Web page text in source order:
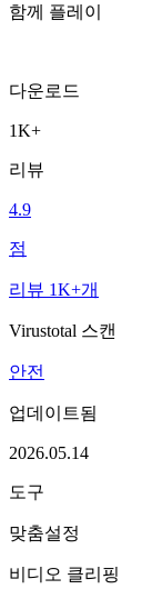
함께 플레이
다운로드
1K+
리뷰
4.9
점
리뷰 1K+개
Virustotal 스캔
안전
업데이트됨
2026.05.14
도구
맞춤설정
비디오 클리핑